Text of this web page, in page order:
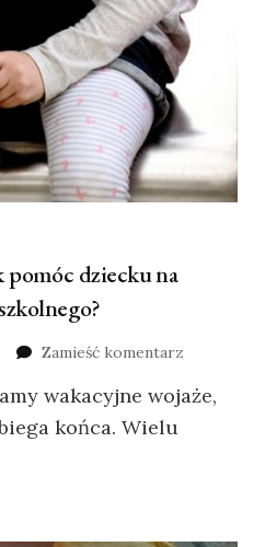
pomóc dziecku na
Zamieść komentarz
wakacyjne wojaże,
końca. Wielu